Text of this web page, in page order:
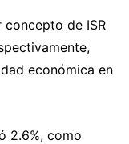
de ISR
económica en
2.6%, como